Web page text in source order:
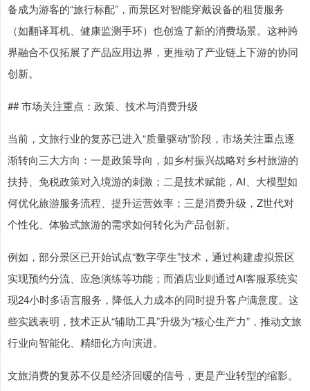
备成为游客的“旅行标配”，而景区对智能穿戴设备的租赁服务
（如翻译耳机、健康监测手环）也创造了新的消费场景。这种跨
界融合不仅拓展了产品应用边界，更推动了产业链上下游的协同
创新。
## 市场关注重点：政策、技术与消费升级
当前，文旅行业的复苏已进入“质量驱动”阶段，市场关注重点逐
渐转向三大方向：一是政策导向，如乡村振兴战略对乡村旅游的
扶持、免税政策对入境游的刺激；二是技术赋能，AI、大模型如
何优化旅游服务流程、提升运营效率；三是消费升级，Z世代对
个性化、体验式旅游的需求如何转化为产品创新。
例如，部分景区已开始试点“数字孪生”技术，通过构建虚拟景区
实现预约分流、应急演练等功能；而酒店业则通过AI客服系统实
现24小时多语言服务，降低人力成本的同时提升客户满意度。这
些实践表明，技术正从“辅助工具”升级为“核心生产力”，推动文旅
行业向智能化、精细化方向演进。
文旅消费的复苏不仅是经济回暖的信号，更是产业转型的缩影。
上证综指 3940.04 +39.68 +1.02%